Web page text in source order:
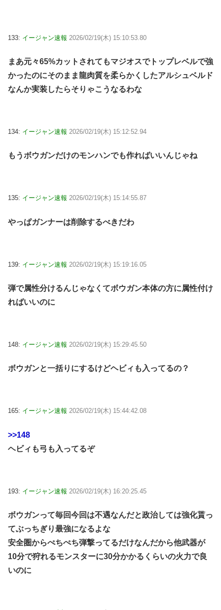
133: イージャン速報 2026/02/19(木) 15:10:53.80
まあ元々65%カットされてもマジオスでトップレベルで強
かったのにそのまま龍肉質を柔らかくしたアルシュベルド
なんか実装したらそりゃこうなるわな
134: イージャン速報 2026/02/19(木) 15:12:52.94
もうボウガンだけのモンハンでも作ればいいんじゃね
135: イージャン速報 2026/02/19(木) 15:14:55.87
やっぱガンナーは削除するべきだわ
139: イージャン速報 2026/02/19(木) 15:19:16.05
弾で属性分けるんじゃなくてボウガン本体の方に属性付け
ればいいのに
148: イージャン速報 2026/02/19(木) 15:29:45.50
ボウガンと一括りにするけどヘビィも入ってるの？
165: イージャン速報 2026/02/19(木) 15:44:42.08
>>148
ヘビィも弓も入ってるぞ
193: イージャン速報 2026/02/19(木) 16:20:25.45
ボウガンって毎回今回は不遇なんだと政治しては強化貰っ
てぶっちぎり最強になるよな
安全圏からぺちぺち弾撃ってるだけなんだから他武器が
10分で狩れるモンスターに30分かかるくらいの火力で良
いのに